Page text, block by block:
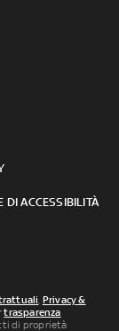
DI ACCESSIBILITÀ
, Privacy &
trasparenza
di proprietà